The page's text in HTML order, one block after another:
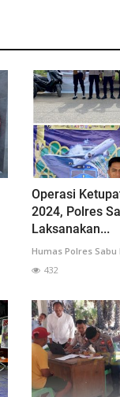
Operasi
2024, Polres
Laksanakan...
Humas Polres Sabu
432